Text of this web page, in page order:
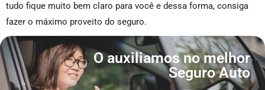
tudo fique muito bem claro para você e dessa forma, consiga
fazer o máximo proveito do seguro.
O auxiliamos no melhor
Seguro Auto